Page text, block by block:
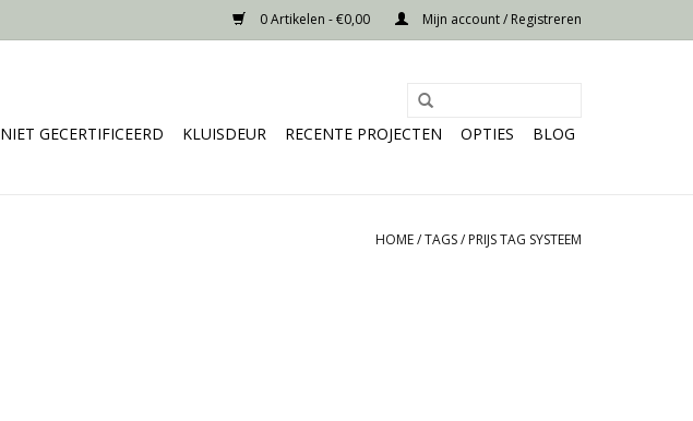
0 Artikelen - €0,00 Mijn account / Registreren
NIET GECERTIFICEERD KLUISDEUR RECENTE PROJECTEN OPTIES BLOG
HOME/TAGS/ PRIJS TAG SYSTEEM